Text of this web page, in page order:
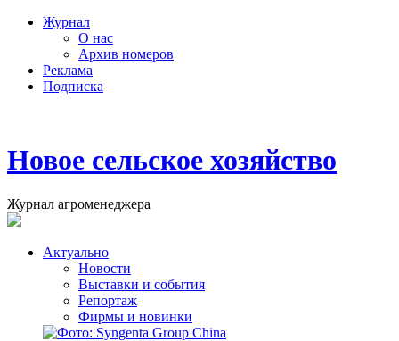
Журнал
О нас
Архив номеров
Реклама
Подписка
Новое сельское хозяйство
Журнал агроменеджера
Актуально
Новости
Выставки и события
Репортаж
Фирмы и новинки